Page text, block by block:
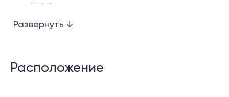
Кухня
Игровая/тренажерный зал в больших
Развернуть ↓
Расположение